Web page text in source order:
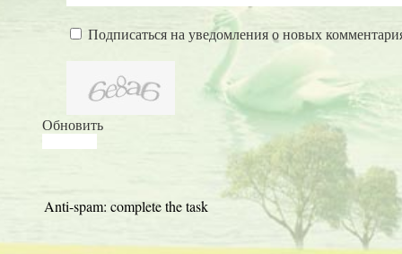
Подписаться на уведомления о новых
Обновить
Anti-spam: complete the task